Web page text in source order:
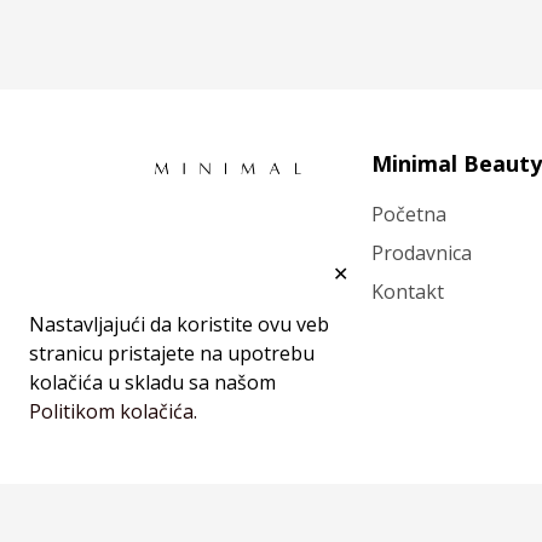
Minimal Beauty
Početna
Prodavnica
Kontakt
Nastavljajući da koristite ovu veb
stranicu pristajete na upotrebu
kolačića u skladu sa našom
Politikom kolačića.
✕